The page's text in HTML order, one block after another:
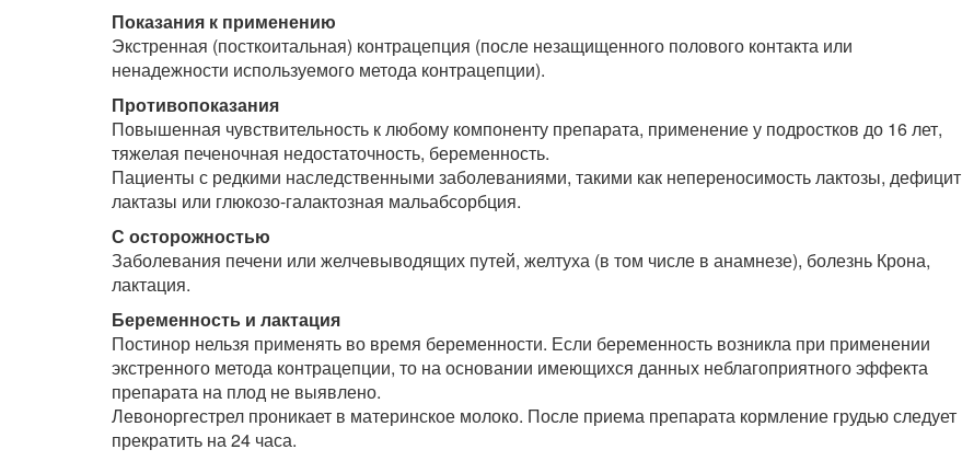
Показания к применению
Экстренная (посткоитальная) контрацепция (после незащищенного полового контакта или
ненадежности используемого метода контрацепции).
Противопоказания
Повышенная чувствительность к любому компоненту препарата, применение у подростков до 16 лет,
тяжелая печеночная недостаточность, беременность.
Пациенты с редкими наследственными заболеваниями, такими как непереносимость лактозы, дефицит
лактазы или глюкозо-галактозная мальабсорбция.
С осторожностью
Заболевания печени или желчевыводящих путей, желтуха (в том числе в анамнезе), болезнь Крона,
лактация.
Беременность и лактация
Постинор нельзя применять во время беременности. Если беременность возникла при применении
экстренного метода контрацепции, то на основании имеющихся данных неблагоприятного эффекта
препарата на плод не выявлено.
Левоноргестрел проникает в материнское молоко. После приема препарата кормление грудью следует
прекратить на 24 часа.